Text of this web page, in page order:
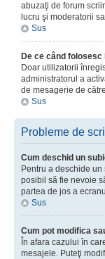
abuzaţi de forum
lucru şi moderatorii
Sus
De ce când
Doar utilizatorii
administratorul a
de mesagerie de
Sus
Probleme de
Cum deschid un
Pentru a deschide
posibil să fie nevoie
partea de jos a
Sus
Cum pot modifica
În afara cazului în
mesajele. Puteţi